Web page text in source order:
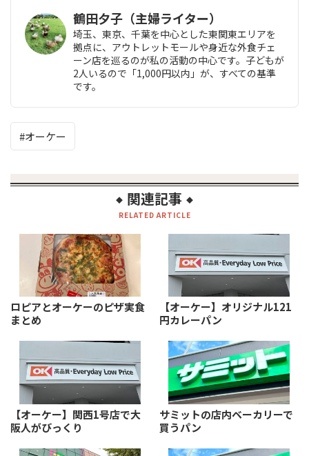
鶴田夕子（主婦ライター）
埼玉、東京、千葉を中心とした東関東エリアを
拠点に、アウトレットモールや身近な外食チェ
ーン店を巡るのが私の活動の中心です。子どもが
2人いるので「1,000円以内」が、すべての基準
です。
オーケー
◆ 関連記事 ◆
RELATED ARTICLE
ロピアとオーケーのピザ実食
まとめ
【オーケー】オリジナル121
円カレーパン
【オーケー】関西1号店で大
阪人がびっくり
サミットの店内ベーカリーで
買うパン